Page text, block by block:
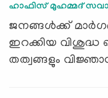
ഹാഫിസ് മുഹമ്മദ്
ജനങ്ങൾക്ക്
ഇറക്കിയ
തത്വങ്ങളും